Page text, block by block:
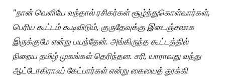
"நான் வெளியே வந்தால் ரசிகர்கள் சூழ்ந்துகொள்வார்கள்,
பெரிய கூட்டம் கூடிவிடும், குருதேவுக்கு இடைஞ்சலாக
இருக்குமே என்று பயந்தேன். அங்கிருந்த கூட்டத்தில்
நிறைய தமிழ் முகங்கள் தெரிந்தன. சரி, யாராவது வந்து
ஆட்டோகிராஃப் கேட்பார்கள் என்று கையைத் தூக்கி